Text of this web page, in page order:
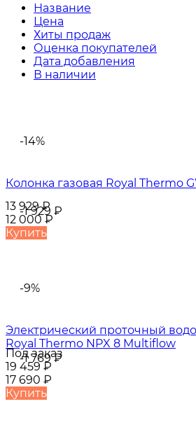
Название
Цена
Хиты продаж
Оценка покупателей
Дата добавления
В наличии
-14%
-1 929 ₽
Колонка газовая Royal Thermo
13 929₽
12 000₽
Купить
-9%
-1 769₽
Электрический проточный
Royal Thermo NPX 8 Multiflow
Под заказ
19 459₽
17 690 ₽
Купить